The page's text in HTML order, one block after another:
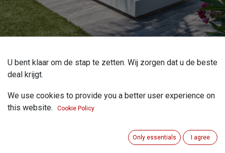
U bent klaar om de stap te zetten. Wij zorgen dat u de beste
deal krijgt.
Een woning kopen aan de Costa del Sol is een prachtige,
maar grote investering. Toch realiseren veel kopers zich
werkt. Hun doel? Een zo hoog mogelijke prijs.
We use cookies to provide you a better user experience on
this website.
Cookie Policy
Only essentials I agree